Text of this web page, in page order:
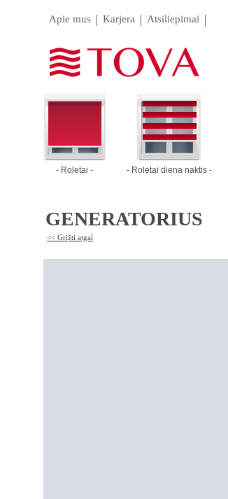
Apie mus Karjera Atsiliepimai
- Roletai - - Roletai diena naktis -
GENERATORIUS
<< Grįžti atgal